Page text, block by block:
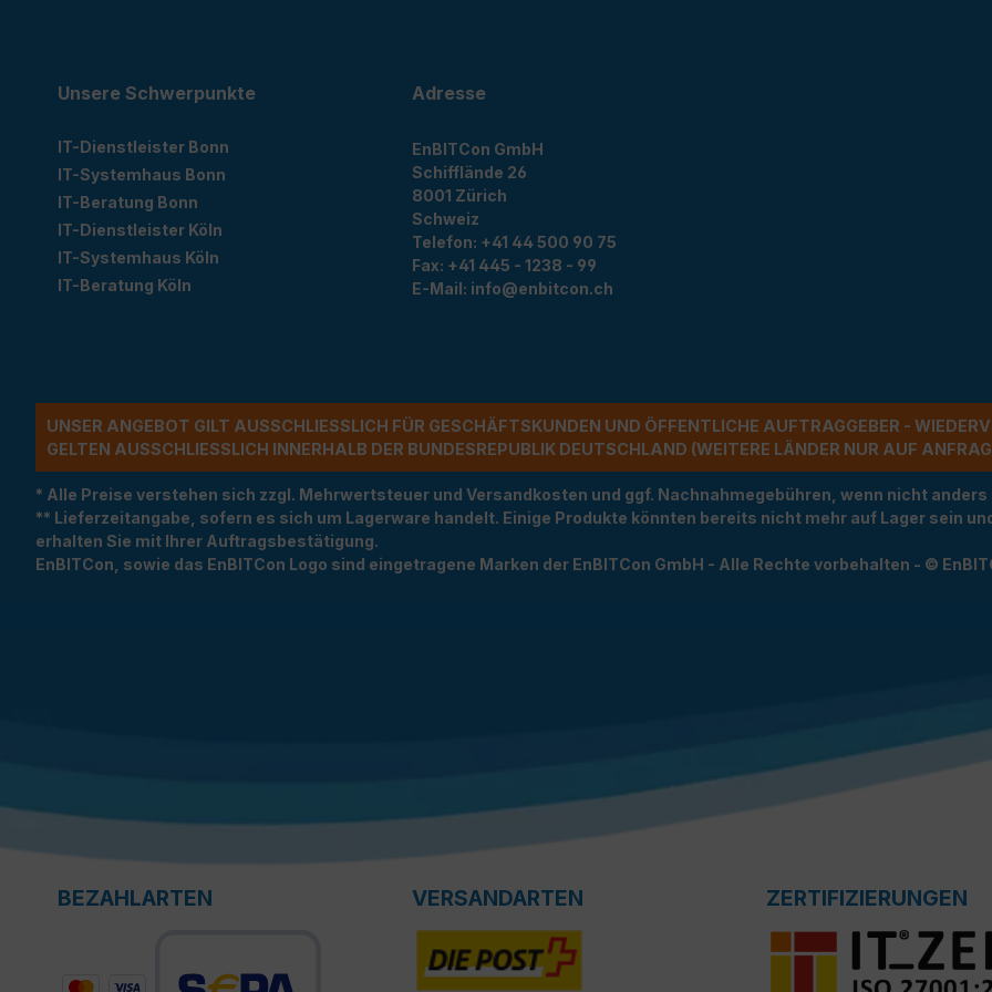
Unsere Schwerpunkte
IT-Dienstleister Bonn
IT-Systemhaus Bonn
IT-Beratung Bonn
IT-Dienstleister Köln
IT-Systemhaus Köln
IT-Beratung Köln
Adresse
EnBITCon GmbH
Schifflände 26
8001 Zürich
Schweiz
Telefon: +41 44 500 90 75
Fax: +41 445 - 1238 - 99
E-Mail: info@enbitcon.ch
UNSER ANGEBOT GILT AUSSCHLIESSLICH FÜR GESCHÄFTSKUNDEN UND ÖFFENTLICHE AUFTRAGGEBER -
ELTEN AUSSCHLIESSLICH INNERHALB DER BUNDESREPUBLIK DEUTSCHLAND (WEITERE LÄNDER NUR AUF ANFRAGE)
* Alle Preise verstehen sich zzgl. Mehrwertsteuer und Versandkosten und ggf. Nachnahmegebühren, wenn nicht
** Lieferzeitangabe, sofern es sich um Lagerware handelt. Einige Produkte könnten bereits nicht mehr auf Lager sein
erhalten Sie mit Ihrer Auftragsbestätigung.
EnBITCon, sowie das EnBITCon Logo sind eingetragene Marken der EnBITCon GmbH - Alle Rechte vorbehalten - ©
BEZAHLARTEN VERSANDARTEN ZERTIFIZIERUNGEN